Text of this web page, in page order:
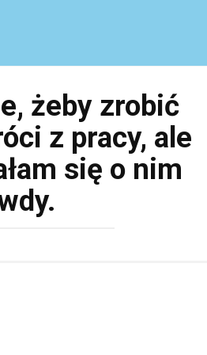
żeby zrobić
z pracy, ale
się o nim